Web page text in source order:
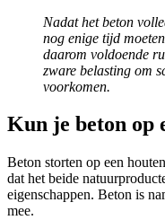
Nadat het beton
nog enige tijd
daarom voldoende
zware belasting om
voorkomen.
Kun je beton op
Beton storten op een
dat het beide
eigenschappen. Beton is
mee.